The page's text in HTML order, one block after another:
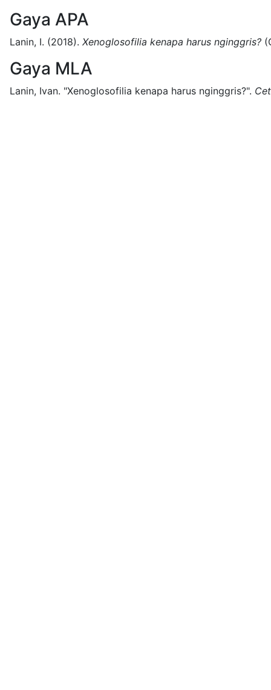
Gaya APA
Lanin, I. (2018). Xenoglosofilia kenapa harus nginggris? (
Gaya MLA
Lanin, Ivan. "Xenoglosofilia kenapa harus nginggris?".